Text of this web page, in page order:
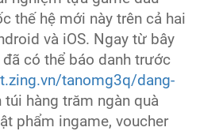
thế hệ mới này trên cả hai
và iOS. Ngay từ bây
có thể báo danh trước
tanomg3q/dang-
túi hàng trăm ngàn quà
phẩm ingame, voucher